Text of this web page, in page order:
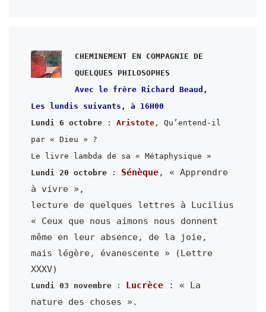
CHEMINEMENT EN COMPAGNIE DE
Avec le frère Richard Beaud,
Lundi 6 octobre : Aristote, Qu’entend-il
par « Dieu » ?
Le livre lambda de sa « Métaphysique »
Lundi 20 octobre
: Sénèque, « Apprendre
à vivre »,
lecture de quelques lettres à Lucilius
« Ceux que nous aimons nous donnent
même en leur absence, de la joie,
mais légère, évanescente » (Lettre
Lundi 03 novembre : Lucrèce : « La
nature des choses ».